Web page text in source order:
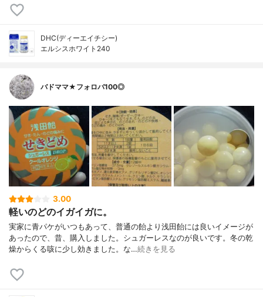
DHC(ディーエイチシー)
エルシスホワイト240
バドママ★フォロバ100◎
3.00
軽いのどのイガイガに。
実家に青パケがいつもあって、普通の飴より浅田飴には良いイメージが
あったので、昔、購入しました。シュガーレスなのが良いです。冬の乾
燥からくる咳に少し効きました。な…続きを見る